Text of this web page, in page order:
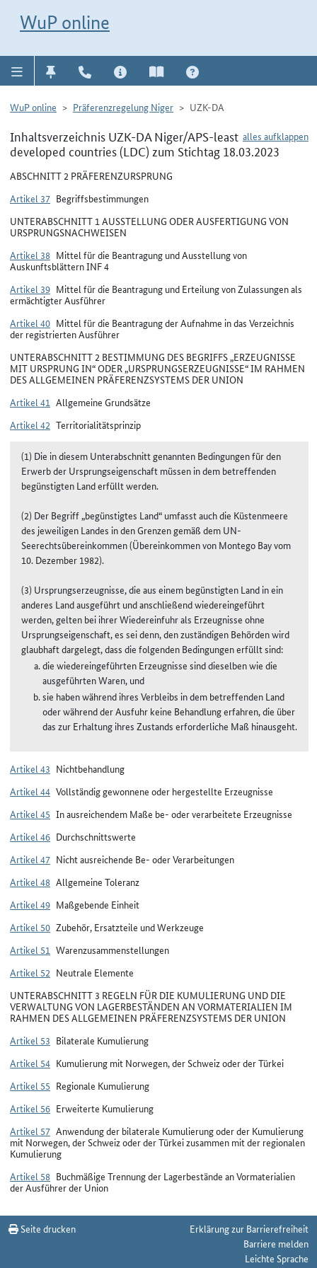
WuP online
WuP online Präferenzregelung Niger UZK-DA
alles aufklappen
Inhaltsverzeichnis UZK-DA Niger/APS-least
developed countries (LDC) zum Stichtag 18.03.2023
ABSCHNITT 2 PRÄFERENZURSPRUNG
Artikel 37 Begriffsbestimmungen
UNTERABSCHNITT 1 AUSSTELLUNG ODER AUSFERTIGUNG VON
URSPRUNGSNACHWEISEN
Artikel 38 Mittel für die Beantragung und Ausstellung von
Auskunftsblättern INF 4
Artikel 39 Mittel für die Beantragung und Erteilung von Zulassungen als
ermächtigter Ausführer
Artikel 40 Mittel für die Beantragung der Aufnahme in das Verzeichnis
der registrierten Ausführer
UNTERABSCHNITT 2 BESTIMMUNG DES BEGRIFFS „ERZEUGNISSE
MIT URSPRUNG IN“ ODER „URSPRUNGSERZEUGNISSE“ IM RAHMEN
DES ALLGEMEINEN PRÄFERENZSYSTEMS DER UNION
Artikel 41 Allgemeine Grundsätze
Artikel 42 Territorialitätsprinzip
(1) Die in diesem Unterabschnitt genannten Bedingungen für den
Erwerb der Ursprungseigenschaft müssen in dem betreffenden
begünstigten Land erfüllt werden.
(2) Der Begriff „begünstigtes Land“ umfasst auch die Küstenmeere
des jeweiligen Landes in den Grenzen gemäß dem UN-
Seerechtsübereinkommen (Übereinkommen von Montego Bay vom
10. Dezember 1982).
(3) Ursprungserzeugnisse, die aus einem begünstigten Land in ein
anderes Land ausgeführt und anschließend wiedereingeführt
werden, gelten bei ihrer Wiedereinfuhr als Erzeugnisse ohne
Ursprungseigenschaft, es sei denn, den zuständigen Behörden wird
glaubhaft dargelegt, dass die folgenden Bedingungen erfüllt sind:
die wiedereingeführten Erzeugnisse sind dieselben wie die
ausgeführten Waren, und
sie haben während ihres Verbleibs in dem betreffenden Land
oder während der Ausfuhr keine Behandlung erfahren, die über
das zur Erhaltung ihres Zustands erforderliche Maß hinausgeht.
Artikel 43 Nichtbehandlung
Artikel 44 Vollständig gewonnene oder hergestellte Erzeugnisse
Artikel 45 In ausreichendem Maße be- oder verarbeitete Erzeugnisse
Artikel 46 Durchschnittswerte
Artikel 47 Nicht ausreichende Be- oder Verarbeitungen
Artikel 48 Allgemeine Toleranz
Artikel 49 Maßgebende Einheit
Artikel 50 Zubehör, Ersatzteile und Werkzeuge
Artikel 51 Warenzusammenstellungen
Artikel 52 Neutrale Elemente
UNTERABSCHNITT 3 REGELN FÜR DIE KUMULIERUNG UND DIE
VERWALTUNG VON LAGERBESTÄNDEN AN VORMATERIALIEN IM
RAHMEN DES ALLGEMEINEN PRÄFERENZSYSTEMS DER UNION
Artikel 53 Bilaterale Kumulierung
Artikel 54 Kumulierung mit Norwegen, der Schweiz oder der Türkei
Artikel 55 Regionale Kumulierung
Artikel 56 Erweiterte Kumulierung
Artikel 57 Anwendung der bilaterale Kumulierung oder der Kumulierung
mit Norwegen, der Schweiz oder der Türkei zusammen mit der regionalen
Kumulierung
Artikel 58 Buchmäßige Trennung der Lagerbestände an Vormaterialien
der Ausführer der Union
Seite drucken
Erklärung zur Barrierefreiheit
Barriere melden
Leichte Sprache